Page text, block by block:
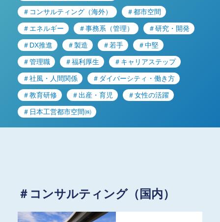
＃コンサルティング（海外） ＃都市空間
＃エネルギー ＃事務系（管理） ＃研究・開発
＃DX推進 ＃製造 ＃若手 ＃中堅
＃管理職 ＃福利厚生 ＃キャリアステップ
＃社風・人間関係 ＃ダイバーシティ・働き方
＃教育研修 ＃出産・育児 ＃女性の活躍
＃日本工営都市空間㈱
＃コンサルティング（国内）